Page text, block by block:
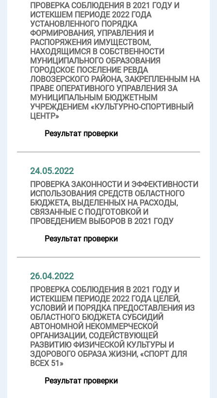
ПРОВЕРКА СОБЛЮДЕНИЯ В 2021 ГОДУ И
ИСТЕКШЕМ ПЕРИОДЕ 2022 ГОДА
УСТАНОВЛЕННОГО ПОРЯДКА
ФОРМИРОВАНИЯ, УПРАВЛЕНИЯ И
РАСПОРЯЖЕНИЯ ИМУЩЕСТВОМ,
НАХОДЯЩИМСЯ В СОБСТВЕННОСТИ
МУНИЦИПАЛЬНОГО ОБРАЗОВАНИЯ
ГОРОДСКОЕ ПОСЕЛЕНИЕ РЕВДА
ЛОВОЗЕРСКОГО РАЙОНА, ЗАКРЕПЛЕННЫМ НА
ПРАВЕ ОПЕРАТИВНОГО УПРАВЛЕНИЯ ЗА
МУНИЦИПАЛЬНЫМ БЮДЖЕТНЫМ
УЧРЕЖДЕНИЕМ «КУЛЬТУРНО-СПОРТИВНЫЙ
ЦЕНТР»
Результат проверки
24.05.2022
ПРОВЕРКА ЗАКОННОСТИ И ЭФФЕКТИВНОСТИ
ИСПОЛЬЗОВАНИЯ СРЕДСТВ ОБЛАСТНОГО
БЮДЖЕТА, ВЫДЕЛЕННЫХ НА РАСХОДЫ,
СВЯЗАННЫЕ С ПОДГОТОВКОЙ И
ПРОВЕДЕНИЕМ ВЫБОРОВ В 2021 ГОДУ
Результат проверки
26.04.2022
ПРОВЕРКА СОБЛЮДЕНИЯ В 2021 ГОДУ И
ИСТЕКШЕМ ПЕРИОДЕ 2022 ГОДА ЦЕЛЕЙ,
УСЛОВИЙ И ПОРЯДКА ПРЕДОСТАВЛЕНИЯ ИЗ
ОБЛАСТНОГО БЮДЖЕТА СУБСИДИЙ
АВТОНОМНОЙ НЕКОММЕРЧЕСКОЙ
ОРГАНИЗАЦИИ, СОДЕЙСТВУЮЩЕЙ
РАЗВИТИЮ ФИЗИЧЕСКОЙ КУЛЬТУРЫ И
ЗДОРОВОГО ОБРАЗА ЖИЗНИ, «СПОРТ ДЛЯ
ВСЕХ 51»
Результат проверки